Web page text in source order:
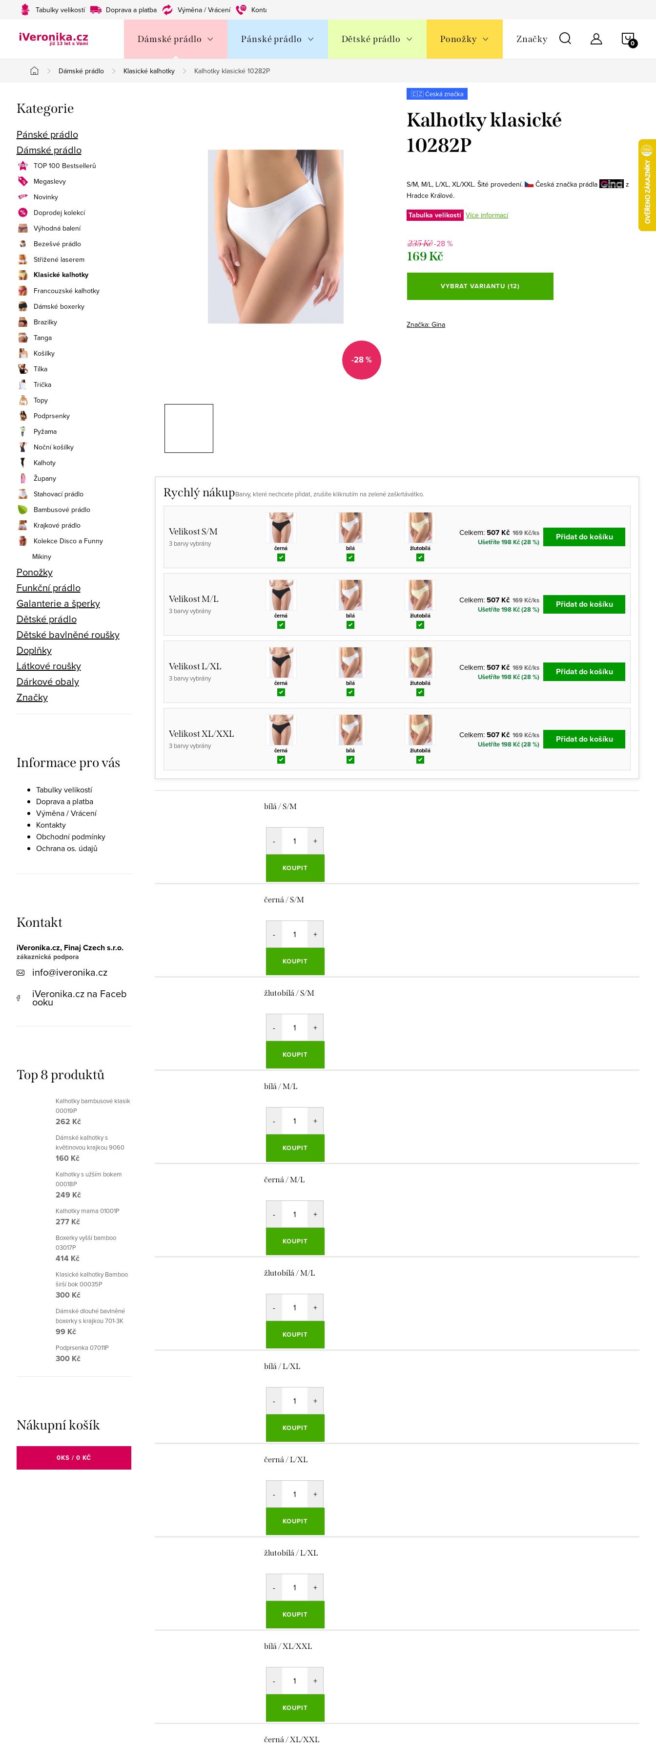
Tabulky velikostí Doprava a platba Výměna / Vrácení Kontakty
Dámské prádlo Pánské prádlo Dětské prádlo Ponožky Značky
Domů
Dámské prádlo Klasické kalhotky Kalhotky klasické 10282P
o
s
t
r
a
n
n
í
p
a
n
e
l
Přeskočit
kategorie
Kategorie
Pánské prádlo
Dámské prádlo
TOP 100 Bestsellerů
Megaslevy
Novinky
Doprodej kolekcí
Výhodná balení
Bezešvé prádlo
Střižené laserem
Klasické kalhotky
Francouzské kalhotky
Dámské boxerky
Brazilky
Tanga
Košilky
Tílka
Trička
Topy
Podprsenky
Pyžama
Noční košilky
Kalhoty
Župany
Stahovací prádlo
Bambusové prádlo
Krajkové prádlo
Kolekce Disco a Funny
Mikiny
Ponožky
Funkční prádlo
Galanterie a šperky
Dětské prádlo
Dětské bavlněné roušky
Doplňky
Látkové roušky
Dárkové obaly
Značky
Informace pro vás
Tabulky velikostí
Doprava a platba
Výměna / Vrácení
Kontakty
Obchodní podmínky
Ochrana os. údajů
Kontakt
iVeronika.cz, Finaj Czech s.r.o.
info@iveronika.cz
iVeronika.cz na Faceb
ooku
Top 8 produktů
Kalhotky bambusové klasik
00019P
262 Kč
Dámské kalhotky s
květinovou krajkou 9060
160 Kč
Kalhotky s užším bokem
00018P
249 Kč
Kalhotky mama 01001P
277 Kč
Boxerky vyšší bamboo
03017P
414 Kč
Klasické kalhotky Bamboo
širší bok 00035P
300 Kč
Dámské dlouhé bavlněné
boxerky s krajkou 701-3K
99 Kč
Podprsenka 07011P
300 Kč
Nákupní košík
0KS / 0 KČ
-28 %
🇨🇿 Česká značka
Kalhotky klasické
10282P
S/M, M/L, L/XL, XL/XXL. Šité provedení. Česká značka prádla
z
Hradce Králové.
Tabulka velikostí Více informací
235 Kč-28 %
169 Kč
Měrná
VYBRAT VARIANTU (12)
Značka:Gina
Rychlý nákupBarvy, které nechcete přidat, zrušíte kliknutím na zelené zaškrtávátko.
Velikost S/M
3 barvy vybrány
černá bílá žlutobílá
Celkem: 507 Kč 169 Kč/ks
Ušetříte 198 Kč (28 %)
Přidat do košíku
Velikost M/L
3 barvy vybrány
černá bílá žlutobílá
Celkem: 507 Kč 169 Kč/ks
Ušetříte 198 Kč (28 %)
Přidat do košíku
Velikost L/XL
3 barvy vybrány
černá bílá žlutobílá
Celkem: 507 Kč 169 Kč/ks
Ušetříte 198 Kč (28 %)
Přidat do košíku
Velikost XL/XXL
3 barvy vybrány
černá bílá žlutobílá
Celkem: 507 Kč 169 Kč/ks
Ušetříte 198 Kč (28 %)
Přidat do košíku
bílá / S/M
KOUPIT
černá / S/M
KOUPIT
žlutobílá / S/M
KOUPIT
bílá / M/L
KOUPIT
černá / M/L
KOUPIT
žlutobílá / M/L
KOUPIT
bílá / L/XL
KOUPIT
černá / L/XL
KOUPIT
žlutobílá / L/XL
KOUPIT
bílá / XL/XXL
KOUPIT
černá / XL/XXL